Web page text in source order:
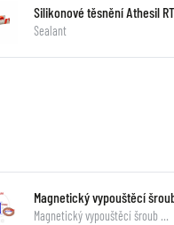
Silikonové těsnění Athesil
Sealant
Magnetický vypouštěcí
Magnetický vypouštěcí šroub …